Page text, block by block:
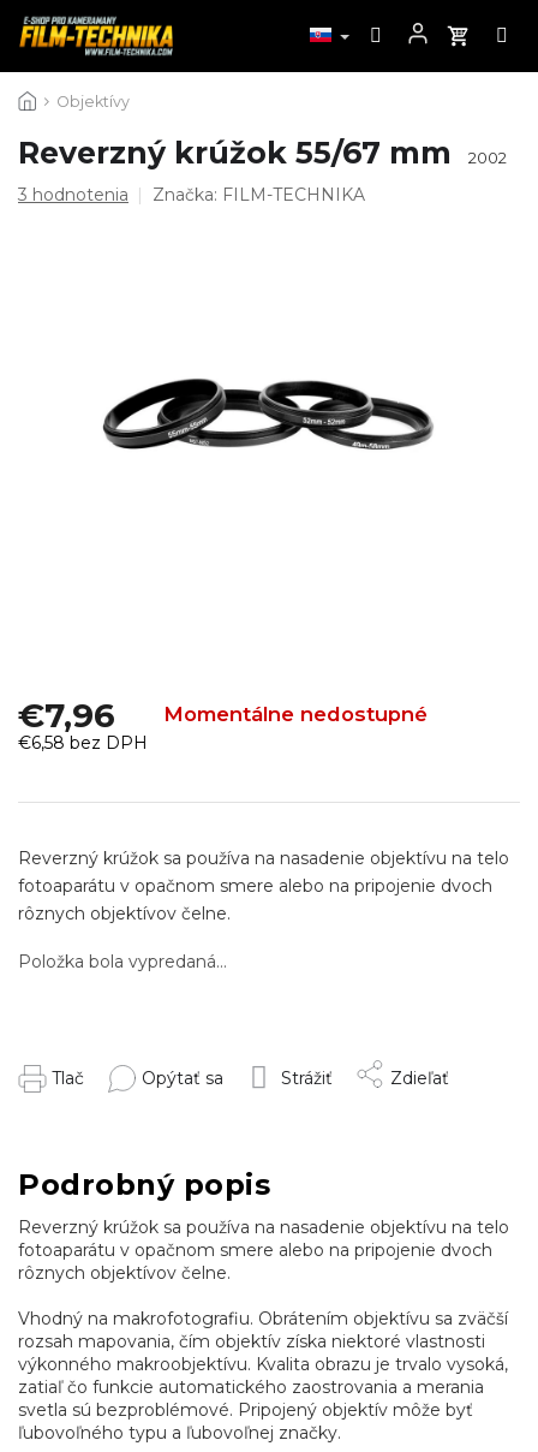
na
Objektívy
Reverzný krúžok 55/67 mm 2002
Priemerné
3 hodnotenia Značka: FILM-TECHNIKA
€7,96 Momentálne nedostupné
€6,58 bez DPH
cena:
Položka bola vypredaná…
Reverzný krúžok sa používa na nasadenie objektívu na telo
fotoaparátu v opačnom smere alebo na pripojenie dvoch
rôznych objektívov čelne.
Tlač Opýtať sa Strážiť Zdieľať
Podrobný popis
Reverzný krúžok sa používa na nasadenie objektívu na telo
fotoaparátu v opačnom smere alebo na pripojenie dvoch
rôznych objektívov čelne.
Vhodný na makrofotografiu. Obrátením objektívu sa zväčší
rozsah mapovania, čím objektív získa niektoré vlastnosti
výkonného makroobjektívu. Kvalita obrazu je trvalo vysoká,
zatiaľ čo funkcie automatického zaostrovania a merania
svetla sú bezproblémové. Pripojený objektív môže byť
ľubovoľného typu a ľubovoľnej značky.